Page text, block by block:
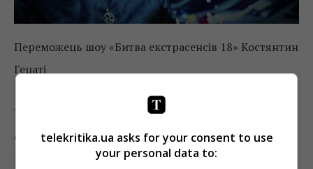
Переможець шоу «Битва екстрасенсів 18» Костянтин
Гецаті
Окремо варто сказати і про третій сезоні «Від
пацанки до панянки» на «Новому каналі». Ми вже
telekritika.ua asks for your consent to use
your personal data to: